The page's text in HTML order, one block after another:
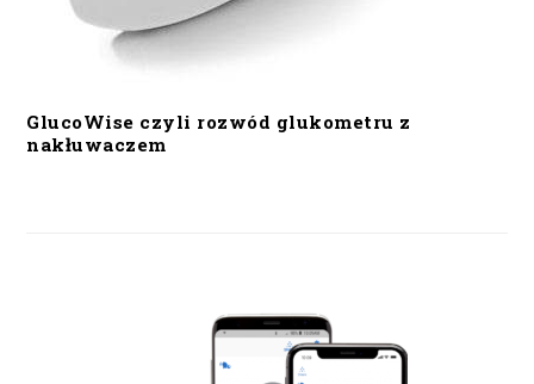
GlucoWise czyli rozwód glukometru z
nakłuwaczem